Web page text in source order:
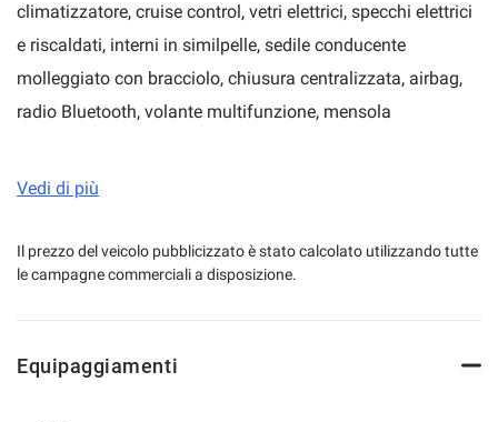
climatizzatore, cruise control, vetri elettrici, specchi elettrici
e riscaldati, interni in similpelle, sedile conducente
molleggiato con bracciolo, chiusura centralizzata, airbag,
radio Bluetooth, volante multifunzione, mensola
mt 3.15 x 2.10, sponde in alluminio rinforzato da cm 40,
portapali anteriore e portapali posteriore estraibile e
Vedi di più
Il prezzo del veicolo pubblicizzato è stato calcolato utilizzando tutte
le campagne commerciali a disposizione.
Equipaggiamenti
Cookie per il miglioramento dell'esperienza utente